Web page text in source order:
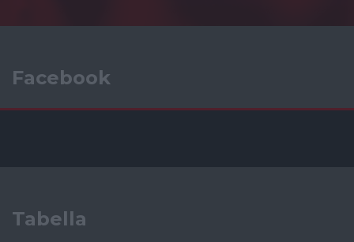
Facebook
Tabella